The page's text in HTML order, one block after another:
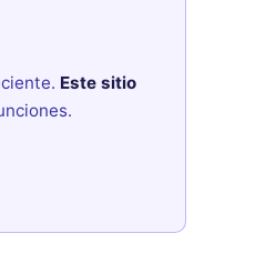
Este sitio